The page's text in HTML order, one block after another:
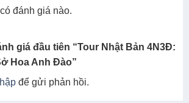
đánh giá nào.
giá đầu tiên “Tour Nhật Bản 4N3Đ:
Hoa Anh Đào”
để gửi phản hồi.